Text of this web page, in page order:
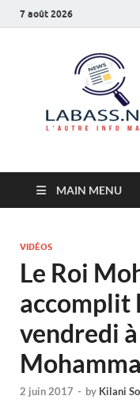
7 août 2026
MAIN MENU
VIDÉOS
Le Roi
accomplit
vendredi
2 juin 2017 - by Kilani